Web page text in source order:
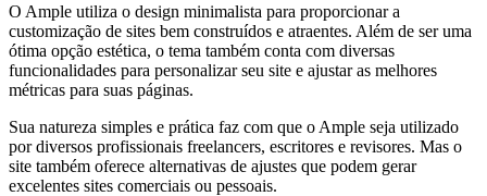
O Ample utiliza o design minimalista para proporcionar a
customização de sites bem construídos e atraentes. Além de ser uma
ótima opção estética, o tema também conta com diversas
funcionalidades para personalizar seu site e ajustar as melhores
métricas para suas páginas.
Sua natureza simples e prática faz com que o Ample seja utilizado
por diversos profissionais freelancers, escritores e revisores. Mas o
site também oferece alternativas de ajustes que podem gerar
excelentes sites comerciais ou pessoais.